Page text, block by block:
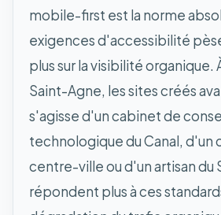
mobile-first est la norme
exigences d'accessibilité
plus sur la visibilité organique.
Saint-Agne, les sites créés
s'agisse d'un cabinet de
technologique du Canal, d'un
centre-ville ou d'un artisan du
répondent plus à ces